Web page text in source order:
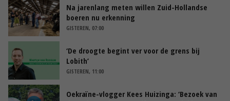
Na jarenlang meten willen Zuid-Hollandse
boeren nu erkenning
GISTEREN, 07:00
‘De droogte begint ver voor de grens bij
Lobith’
GISTEREN, 11:00
Oekraïne-vlogger Kees Huizinga: ‘Bezoek van